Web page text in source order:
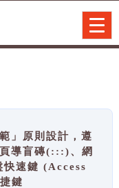
」原則設計，遵
導盲磚(:::)、網
速鍵 (Access
鍵